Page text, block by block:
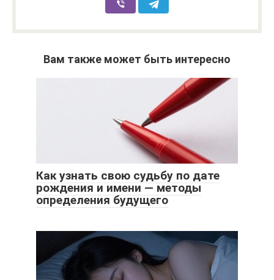
Вам также может быть интересно
Как узнать свою судьбу по дате
рождения и имени — методы
определения будущего